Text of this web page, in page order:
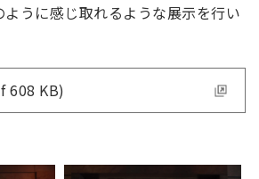
うに感じ取れるような展示を行い
608 KB)